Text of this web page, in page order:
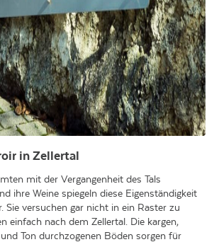
in Zellertal
mit der Vergangenheit des Tals
ihre Weine spiegeln diese Eigenständigkeit
Sie versuchen gar nicht in ein Raster zu
einfach nach dem Zellertal. Die kargen,
Ton durchzogenen Böden sorgen für